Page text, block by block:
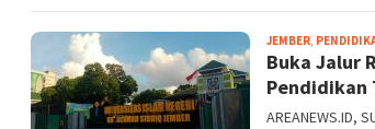
JEMBER,
Buka Jalur
Pendidikan
AREANEWS.ID,